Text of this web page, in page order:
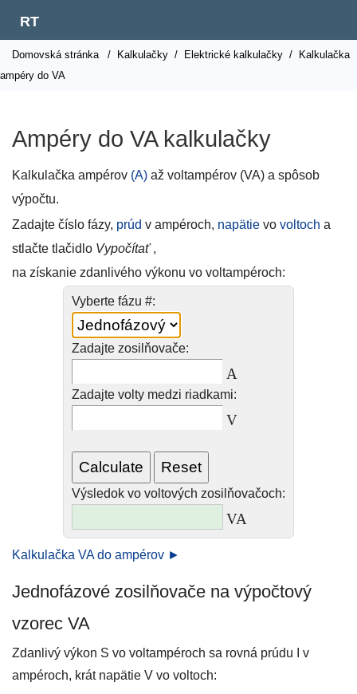
RT
Domovská stránka / Kalkulačky / Elektrické kalkulačky /
Kalkulačka
ampéry do VA
Ampéry do VA kalkulačky
Kalkulačka ampérov (A) až voltampérov (VA) a spôsob
výpočtu.
Zadajte číslo fázy, prúd v ampéroch, napätie vo voltoch a
stlačte tlačidlo Vypočítať,
na získanie zdanlivého výkonu vo voltampéroch:
Vyberte fázu #:
Zadajte zosilňovače:
A
Zadajte volty medzi riadkami:
V
Výsledok vo voltových zosilňovačoch:
VA
Kalkulačka VA do ampérov ►
Jednofázové zosilňovače na výpočtový
vzorec VA
Zdanlivý výkon S vo voltampéroch sa rovná prúdu I v
ampéroch, krát napätie V vo voltoch: